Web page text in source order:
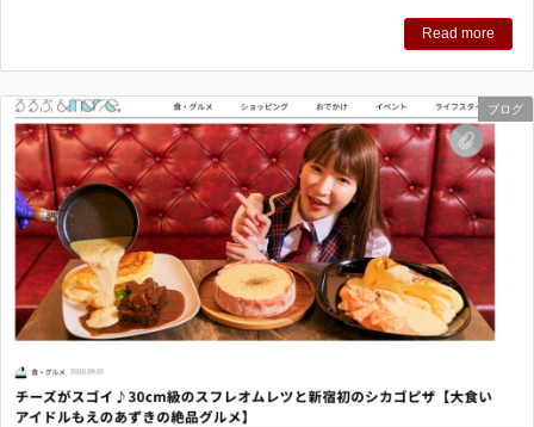
Read more
ブログ